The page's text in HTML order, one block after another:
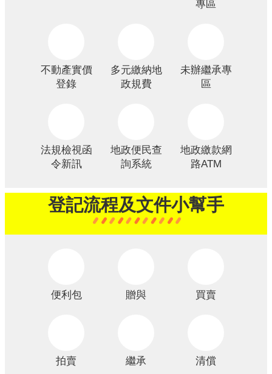
意
專區
不動產實價
登錄
多元繳納地
政規費
未辦繼承專
區
法規檢視函
令新訊
地政便民查
詢系統
地政繳款網
路ATM
登記流程及文件小幫手
便利包 贈與 買賣
拍賣 繼承 清償